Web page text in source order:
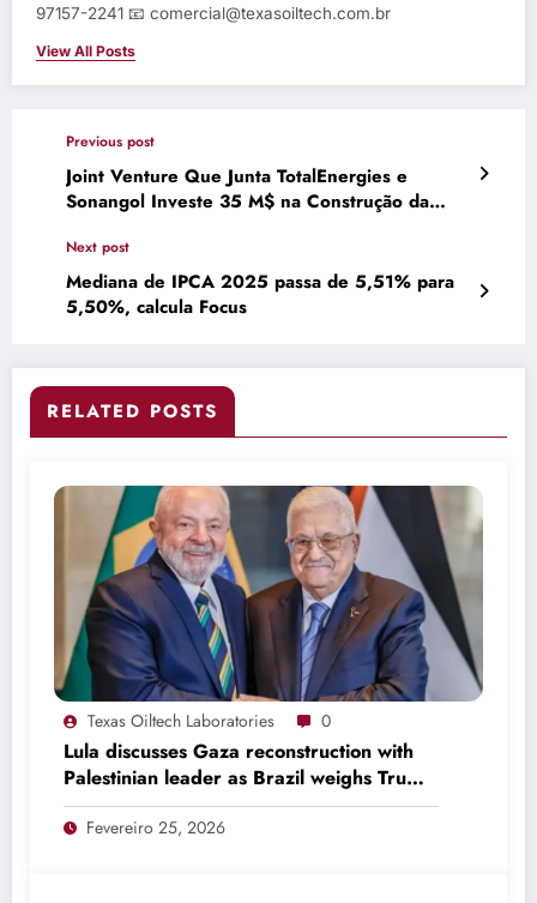
97157-2241 📧 comercial@texasoiltech.com.br
View All Posts
Previous post
Joint Venture Que Junta TotalEnergies e
Sonangol Investe 35 M$ na Construção da
Diário Económico
Next post
Mediana de IPCA 2025 passa de 5,51% para
5,50%, calcula Focus
RELATED POSTS
Texas Oiltech Laboratories 0
Lula discusses Gaza reconstruction with
Palestinian leader as Brazil weighs Trump
invitation
Fevereiro 25, 2026